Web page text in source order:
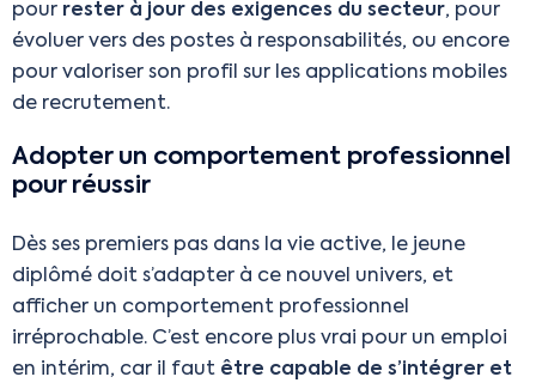
pour rester à jour des exigences du secteur, pour
évoluer vers des postes à responsabilités, ou encore
pour valoriser son profil sur les applications mobiles
de recrutement.
Adopter un comportement professionnel
pour réussir
Dès ses premiers pas dans la vie active, le jeune
diplômé doit s’adapter à ce nouvel univers, et
afficher un comportement professionnel
irréprochable. C’est encore plus vrai pour un emploi
en intérim, car il faut être capable de s’intégrer et